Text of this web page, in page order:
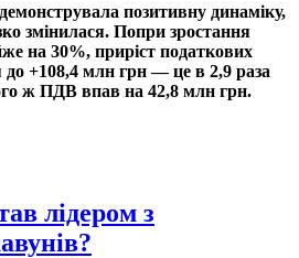
позитивну динаміку,
змінилася. Попри зростання
на 30%, приріст податкових
до +108,4 млн грн — це в 2,9 раза
ж ПДВ впав на 42,8 млн грн.
лідером з